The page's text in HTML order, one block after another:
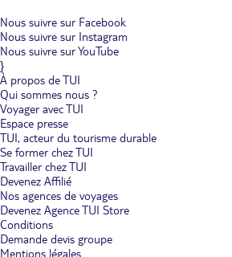
Nous suivre sur Facebook
Nous suivre sur Instagram
Nous suivre sur YouTube
}
À propos de TUI
Qui sommes nous ?
Voyager avec TUI
Espace presse
TUI, acteur du tourisme durable
Se former chez TUI
Travailler chez TUI
Devenez Affilié
Nos agences de voyages
Devenez Agence TUI Store
Conditions
Demande devis groupe
Mentions légales